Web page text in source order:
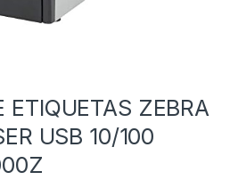
ETIQUETAS ZEBRA
USB 10/100